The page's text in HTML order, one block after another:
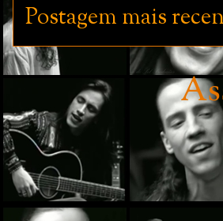
Postagem mais